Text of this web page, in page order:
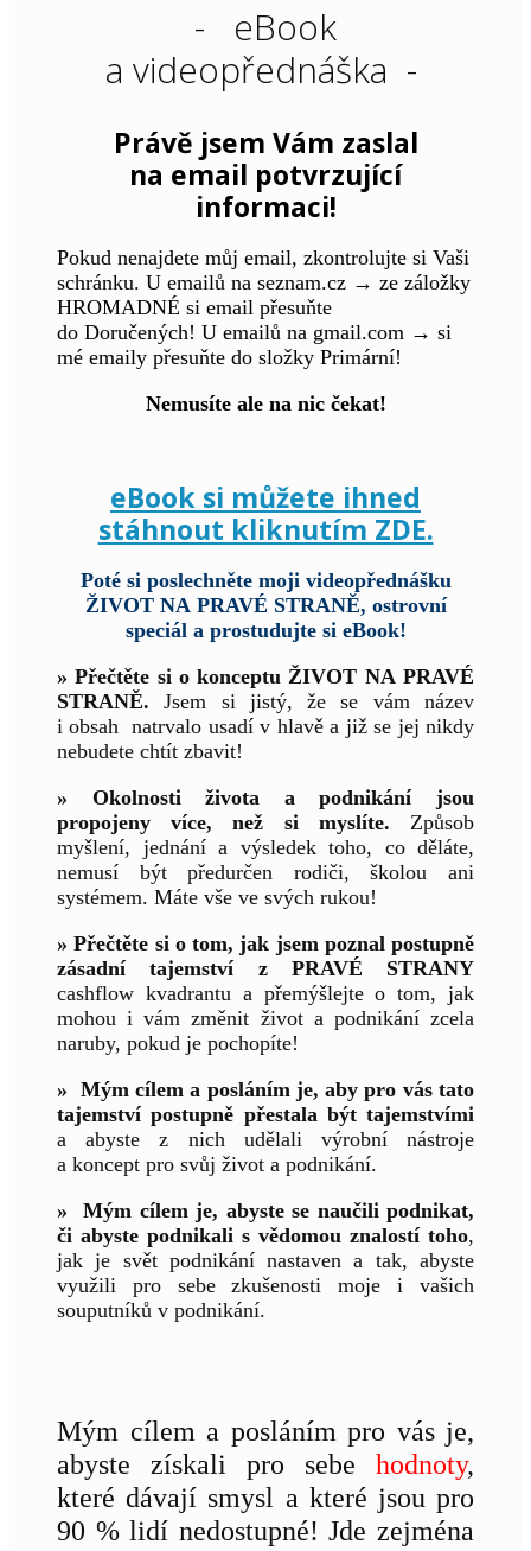
- eBook
a videopřednáška -
Právě jsem Vám zaslal
na email potvrzující
informaci!
Pokud nenajdete můj email, zkontrolujte si Vaši
schránku. U emailů na seznam.cz → ze záložky
HROMADNÉ si email přesuňte
do Doručených! U emailů na gmail.com → si
mé emaily přesuňte do složky Primární!
Nemusíte ale na nic čekat!
eBook si můžete ihned
stáhnout kliknutím ZDE.
Poté si poslechněte moji videopřednášku
ŽIVOT NA PRAVÉ STRANĚ, ostrovní
speciál a prostudujte si eBook!
» Přečtěte si o konceptu ŽIVOT NA PRAVÉ
STRANĚ. Jsem si jistý, že se vám název
i obsah natrvalo usadí v hlavě a již se jej nikdy
nebudete chtít zbavit!
» Okolnosti života a podnikání jsou
propojeny více, než si myslíte. Způsob
myšlení, jednání a výsledek toho, co děláte,
nemusí být předurčen rodiči, školou ani
systémem. Máte vše ve svých rukou!
» Přečtěte si o tom, jak jsem poznal postupně
zásadní tajemství z PRAVÉ STRANY
cashflow kvadrantu a přemýšlejte o tom, jak
mohou i vám změnit život a podnikání zcela
naruby, pokud je pochopíte!
» Mým cílem a posláním je, aby pro vás tato
tajemství postupně přestala být tajemstvími
a abyste z nich udělali výrobní nástroje
a koncept pro svůj život a podnikání.
» Mým cílem je, abyste se naučili podnikat,
či abyste podnikali s vědomou znalostí toho,
jak je svět podnikání nastaven a tak, abyste
využili pro sebe zkušenosti moje i vašich
souputníků v podnikání.
Mým cílem a posláním pro vás je,
abyste získali pro sebe hodnoty,
které dávají smysl a které jsou pro
90 % lidí nedostupné! Jde zejména